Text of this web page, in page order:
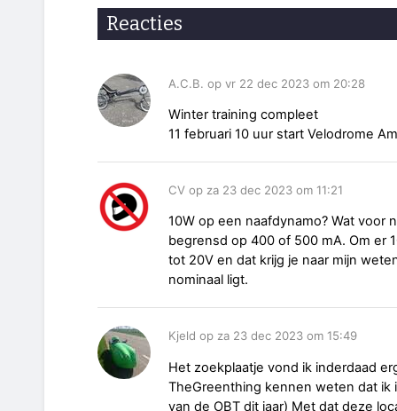
Reacties
A.C.B. op vr 22 dec 2023 om 20:28
Winter training compleet
11 februari 10 uur start Velodrome
CV op za 23 dec 2023 om 11:21
10W op een naafdynamo? Wat voor
begrensd op 400 of 500 mA. Om er
tot 20V en dat krijg je naar mijn
nominaal ligt.
Kjeld op za 23 dec 2023 om 15:49
Het zoekplaatje vond ik inderdaad
TheGreenthing kennen weten dat
van de OBT dit jaar) Met dat deze